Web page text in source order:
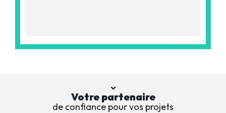
Votre partenaire
de confiance pour vos projets